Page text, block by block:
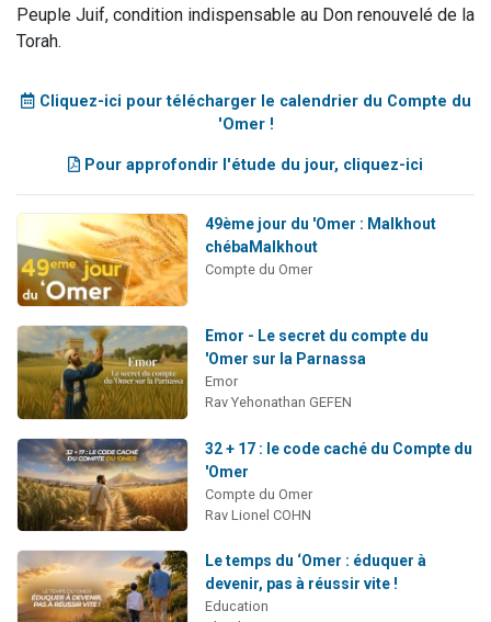
Peuple Juif, condition indispensable au Don renouvelé de la
Torah.
Cliquez-ici pour télécharger le calendrier du Compte du
'Omer !
Pour approfondir l'étude du jour, cliquez-ici
49ème jour du 'Omer : Malkhout
chébaMalkhout
Compte du Omer
Emor - Le secret du compte du
'Omer sur la Parnassa
Emor
Rav Yehonathan GEFEN
32 + 17 : le code caché du Compte du
'Omer
Compte du Omer
Rav Lionel COHN
Le temps du ‘Omer : éduquer à
devenir, pas à réussir vite !
Education